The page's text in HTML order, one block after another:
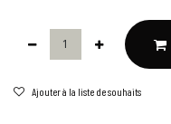
Ajouter à la liste de souhaits